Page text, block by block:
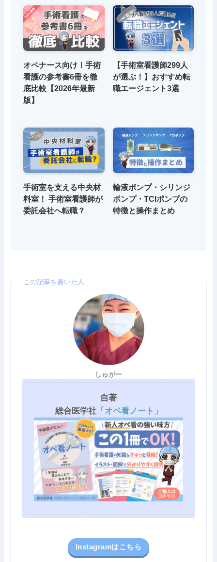
オペナース向け！手術
看護の参考書6冊を徹
底比較【2026年最新
版】
【手術室看護師299人
が選ぶ！】おすすめ転
職エージェント3選
手術室を支える中央材
料室！ 手術室看護師が
委託会社へ転職？
輸液ポンプ・シリンジ
ポンプ・TCIポンプの
特徴と操作まとめ
この記事を書いた人
しゅがー
自著
総合医学社「オペ看ノート」
Instagramはこちら